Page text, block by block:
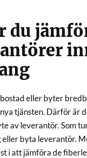
du
eller byter
tjänsten. Därför är
av leverantör. Som
eller byta leverantör.
i att jämföra de